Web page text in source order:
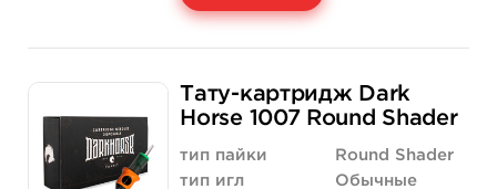
Количество
1 870 руб.
купить
Тату-картридж Dark
Horse 1007 Round Shader
тип пайки
Round Shader
тип игл
Обычные